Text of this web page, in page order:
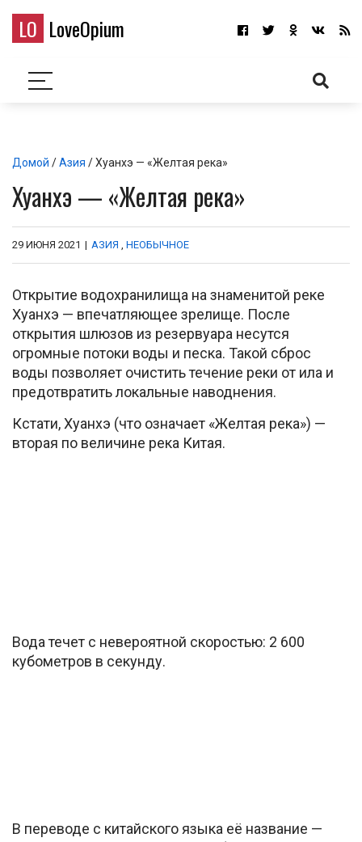
LO LoveOpium
Домой /Азия / Хуанхэ — «Желтая река»
Хуанхэ — «Желтая река»
29 ИЮНЯ 2021 | АЗИЯ , НЕОБЫЧНОЕ
Открытие водохранилища на знаменитой реке
Хуанхэ — впечатляющее зрелище. После
открытия шлюзов из резервуара несутся
огромные потоки воды и песка. Такой сброс
воды позволяет очистить течение реки от ила и
предотвратить локальные наводнения.
Кстати, Хуанхэ (что означает «Желтая река») —
вторая по величине река Китая.
Вода течет с невероятной скоростью: 2 600
кубометров в секунду.
В переводе с китайского языка её название —